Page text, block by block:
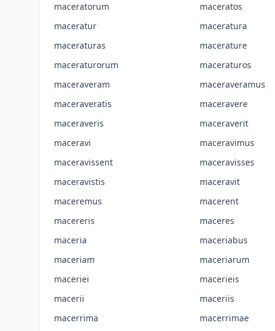
maceratorum
maceratos
maceratur
maceratura
maceraturas
macerature
maceraturorum
maceraturos
maceraveram
maceraveramus
maceraveratis
maceravere
maceraveris
maceraverit
maceravi
maceravimus
maceravissent
maceravisses
maceravistis
maceravit
maceremus
macerent
macereris
maceres
maceria
maceriabus
maceriam
maceriarum
maceriei
macerieis
macerii
maceriis
macerrima
macerrimae